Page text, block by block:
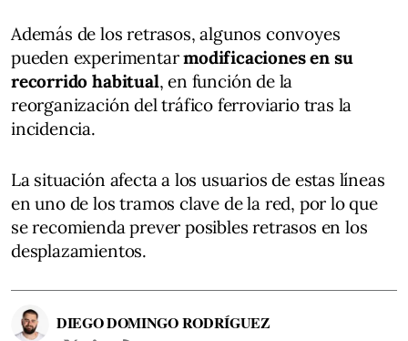
Además de los retrasos, algunos convoyes
pueden experimentarmodificaciones en su
recorrido habitual, en función de la
reorganización del tráfico ferroviario tras la
incidencia.
La situación afecta a los usuarios de estas líneas
en uno de los tramos clave de la red, por lo que
se recomienda prever posibles retrasos en los
desplazamientos.
DIEGO DOMINGO RODRÍGUEZ